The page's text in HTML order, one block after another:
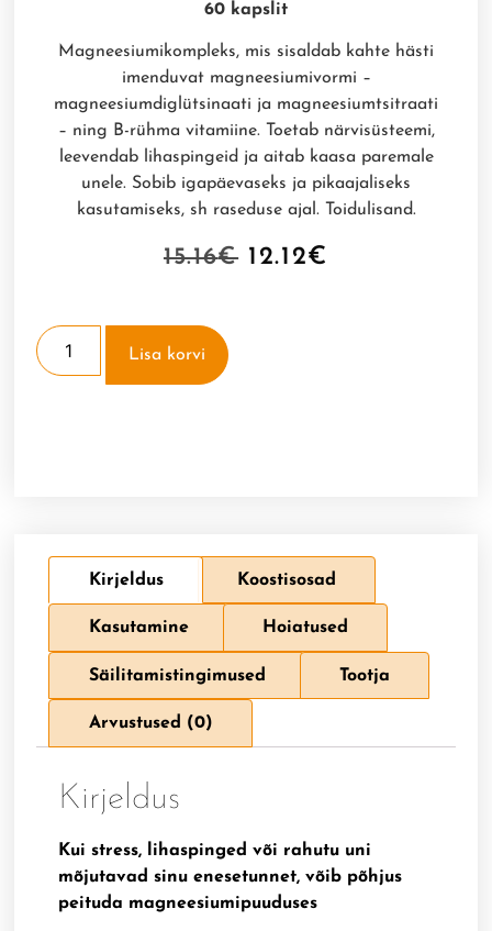
60 kapslit
Magneesiumikompleks, mis sisaldab kahte hästi
imenduvat magneesiumivormi –
magneesiumdiglütsinaati ja magneesiumtsitraati
– ning B-rühma vitamiine. Toetab närvisüsteemi,
leevendab lihaspingeid ja aitab kaasa paremale
unele. Sobib igapäevaseks ja pikaajaliseks
kasutamiseks, sh raseduse ajal. Toidulisand.
15.16€ 12.12€
Lisa korvi
Kirjeldus Koostisosad
Kasutamine Hoiatused
Säilitamistingimused Tootja
Arvustused (0)
Kirjeldus
Kui stress, lihaspinged või rahutu uni
mõjutavad sinu enesetunnet, võib põhjus
peituda magneesiumipuuduses